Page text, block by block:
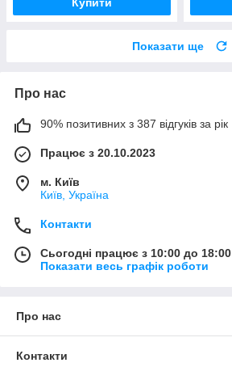
Показати ще
Про нас
90% позитивних з 387 відгуків за рік
Працює з 20.10.2023
м. Київ
Київ, Україна
Контакти
Сьогодні працює з 10:00 до 18:00
Показати весь графік роботи
Про нас
Контакти